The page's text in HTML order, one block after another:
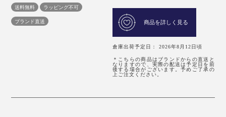
送料無料
ラッピング不可
ブランド直送
商品を詳しく見る
倉庫出荷予定日： 2026年8月12日頃
＊こちらの商品はブランドからの直送と
なりますので、実際の配送は予定日を前
後する場合がございます。予めご了承の
上ご注文ください。